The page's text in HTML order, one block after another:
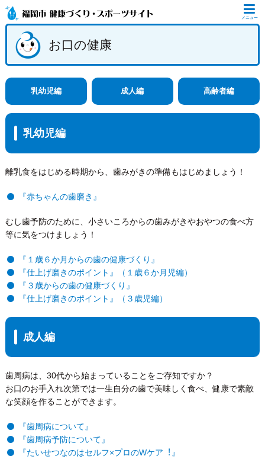
メニュー
お口の健康
乳幼児編 成人編 高齢者編
乳幼児編
離乳食をはじめる時期から、歯みがきの準備もはじめましょう！
『赤ちゃんの歯磨き』
むし歯予防のために、小さいころからの歯みがきやおやつの食べ方
等に気をつけましょう！
『１歳６か月からの歯の健康づくり』
『仕上げ磨きのポイント』（１歳６か月児編）
『３歳からの歯の健康づくり』
『仕上げ磨きのポイント』（３歳児編）
成人編
歯周病は、30代から始まっていることをご存知ですか？
お口のお手入れ次第では一生自分の歯で美味しく食べ、健康で素敵
な笑顔を作ることができます。
『歯周病について』
『歯周病予防について』
『たいせつなのはセルフ×プロのWケア︕』